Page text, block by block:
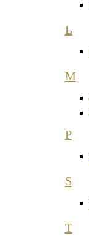
L
M
P
S
T